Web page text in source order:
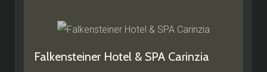
Falkensteiner Hotel & SPA Carinzia